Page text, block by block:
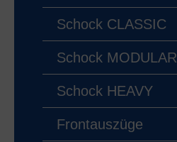
Schock CLASSIC
Schock MODULAR
Schock HEAVY
Frontauszüge